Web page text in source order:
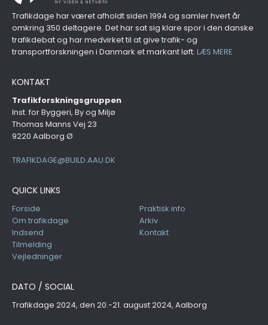
Trafikdage har været afholdt siden 1994 og samler hvert år
omkring 350 deltagere. Det har sat sig klare spor i den danske
trafikdebat og har medvirket til at give trafik- og
transportforskningen i Danmark et markant løft. LÆS MERE
KONTAKT
Trafikforskningsgruppen
Inst. for Byggeri, By og Miljø
Thomas Manns Vej 23
9220 Aalborg Ø
TRAFIKDAGE@BUILD.AAU.DK
QUICK LINKS
Forside
Om trafikdage
Indsend
Tilmelding
Vejledninger
Praktisk info
Arkiv
Kontakt
DATO / SOCIAL
Trafikdage 2024, den 20.-21. august 2024, Aalborg